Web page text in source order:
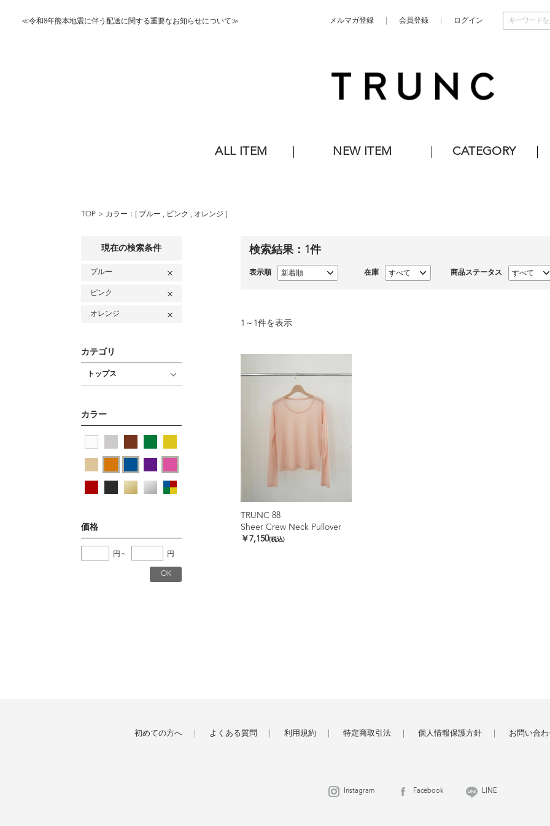
≪令和8年熊本地震に伴う配送に関する重要なお知らせについて≫ メルマガ登録 会員登録 ログイン
ALL ITEM NEW ITEM CATEGORY
TOP カラー：[ ブルー , ピンク , オレンジ
現在の検索条件
ブルー
ピンク
オレンジ
カテゴリ
トップス
カラー
価格
円 ~ 円
検索結果： 1 件
表示順 在庫 商品ステータス
1 ～ 1 件を表示
TRUNC 88
Sheer Crew Neck Pullover
￥7,150(税込)
初めての方へ よくある質問 利用規約 特定商取引法 個人情報保護方針 お問い合
Instagram Facebook LINE